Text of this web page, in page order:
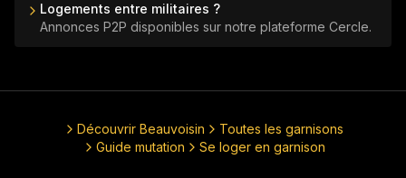
Logements entre militaires ?
Annonces P2P disponibles sur notre plateforme Cercle.
Découvrir Beauvoisin
Toutes les garnisons
Guide mutation
Se loger en garnison